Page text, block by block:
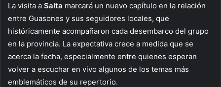
La visita a Salta marcará un nuevo capítulo en la relación
entre Guasones y sus seguidores locales, que
históricamente acompañaron cada desembarco del grupo
en la provincia. La expectativa crece a medida que se
acerca la fecha, especialmente entre quienes esperan
volver a escuchar en vivo algunos de los temas más
emblemáticos de su repertorio.